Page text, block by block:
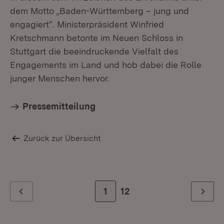
dem Motto „Baden-Württemberg – jung und
engagiert“. Ministerpräsident Winfried
Kretschmann betonte im Neuen Schloss in
Stuttgart die beeindruckende Vielfalt des
Engagements im Land und hob dabei die Rolle
junger Menschen hervor.
Pressemitteilung
Zurück zur Übersicht
Zur Seite
1 Zur letzten Seite
12 Weiter